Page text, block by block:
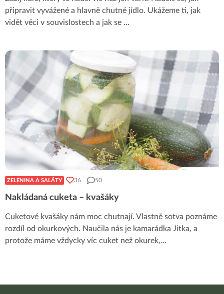
připravit vyvážené a hlavně chutné jídlo. Ukážeme ti, jak
vidět věci v souvislostech a jak se ...
ZELENINA A SALÁTY 36 50
Nakládaná cuketa – kvašáky
Cuketové kvašáky nám moc chutnají. Vlastně sotva poznáme
rozdíl od okurkových. Naučila nás je kamarádka Jitka, a
protože máme vždycky víc cuket než okurek,...